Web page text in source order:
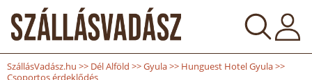
SzállásVadász.hu >> Dél Alföld >>Gyula>> Hunguest Hotel Gyula>>
Csoportos érdeklődés